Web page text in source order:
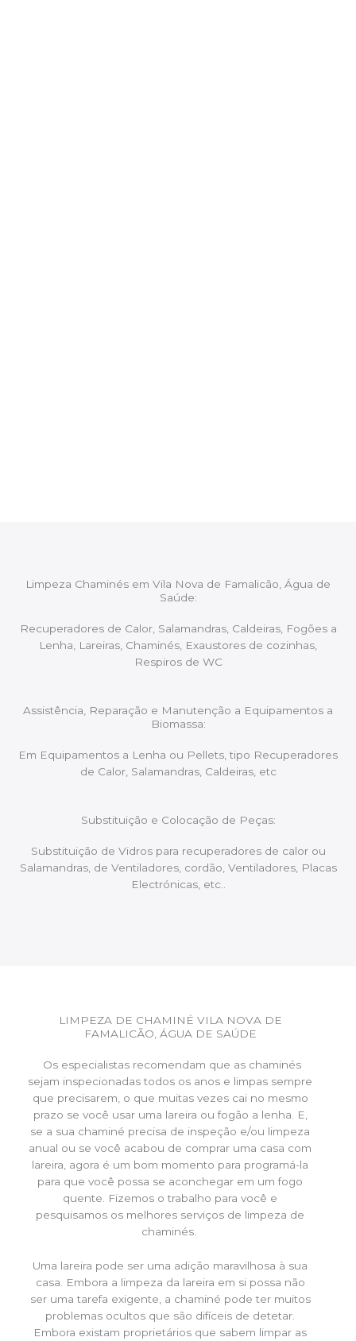
Limpeza Chaminés em Vila Nova de Famalicão, Água de
Saúde:
Recuperadores de Calor, Salamandras, Caldeiras, Fogões a
Lenha, Lareiras, Chaminés, Exaustores de cozinhas,
Respiros de WC
Assistência, Reparação e Manutenção a Equipamentos a
Biomassa:
Em Equipamentos a Lenha ou Pellets, tipo Recuperadores
de Calor, Salamandras, Caldeiras, etc
Substituição e Colocação de Peças:
Substituição de Vidros para recuperadores de calor ou
Salamandras, de Ventiladores, cordão, Ventiladores, Placas
Electrónicas, etc..
LIMPEZA DE CHAMINÉ VILA NOVA DE
FAMALICÃO, ÁGUA DE SAÚDE
Os especialistas recomendam que as chaminés
sejam inspecionadas todos os anos e limpas sempre
que precisarem, o que muitas vezes cai no mesmo
prazo se você usar uma lareira ou fogão a lenha. E,
se a sua chaminé precisa de inspeção e/ou limpeza
anual ou se você acabou de comprar uma casa com
lareira, agora é um bom momento para programá-la
para que você possa se aconchegar em um fogo
quente. Fizemos o trabalho para você e
pesquisamos os melhores serviços de limpeza de
chaminés.
Uma lareira pode ser uma adição maravilhosa à sua
casa. Embora a limpeza da lareira em si possa não
ser uma tarefa exigente, a chaminé pode ter muitos
problemas ocultos que são difíceis de detetar.
Embora existam proprietários que sabem limpar as